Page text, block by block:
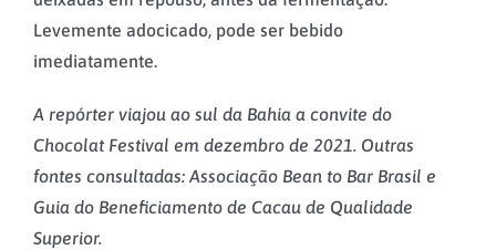
Levemente adocicado, pode ser bebido
imediatamente.
A repórter viajou ao sul da Bahia a convite do
Chocolat Festival em dezembro de 2021. Outras
fontes consultadas: Associação Bean to Bar Brasil e
Guia do Beneficiamento de Cacau de Qualidade
Superior.